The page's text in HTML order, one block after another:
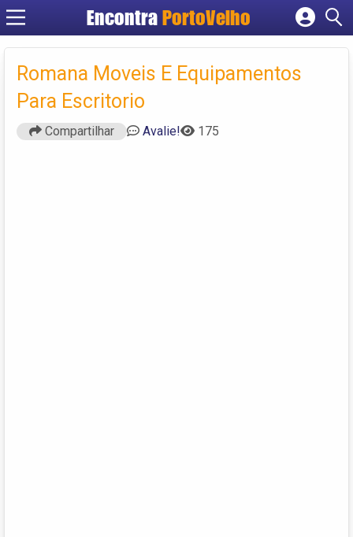
EncontraPortoVelho
Cadastrar empresa
Criar conta
Romana Moveis E Equipamentos
Para Escritorio
Compartilhar Avalie! 175